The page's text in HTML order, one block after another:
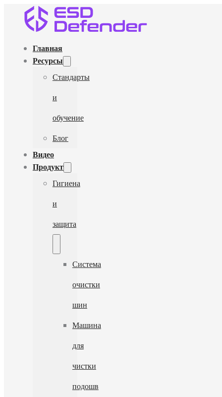
Главная
Ресурсы
Стандарты
и
обучение
Блог
Видео
Продукт
Гигиена
и
защита
Система
очистки
шин
Машина
для
чистки
подошв